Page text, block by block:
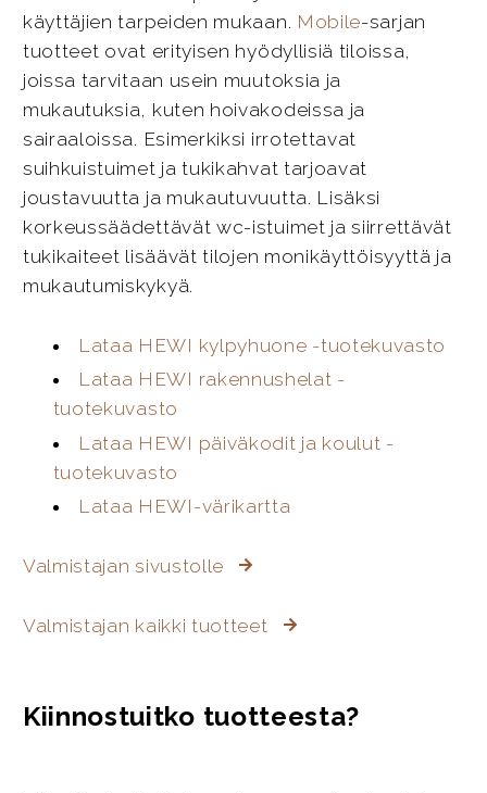
käyttäjien tarpeiden mukaan. Mobile-sarjan
tuotteet ovat erityisen hyödyllisiä tiloissa,
joissa tarvitaan usein muutoksia ja
mukautuksia, kuten hoivakodeissa ja
sairaaloissa. Esimerkiksi irrotettavat
suihkuistuimet ja tukikahvat tarjoavat
joustavuutta ja mukautuvuutta. Lisäksi
korkeussäädettävät wc-istuimet ja siirrettävät
tukikaiteet lisäävät tilojen monikäyttöisyyttä ja
mukautumiskykyä.
Lataa HEWI kylpyhuone -tuotekuvasto
Lataa HEWI rakennushelat -
tuotekuvasto
Lataa HEWI päiväkodit ja koulut -
tuotekuvasto
Lataa HEWI-värikartta
Valmistajan sivustolle
Valmistajan kaikki tuotteet
Kiinnostuitko tuotteesta?